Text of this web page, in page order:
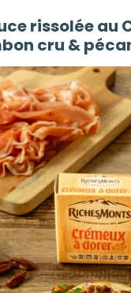
rissolée au
cru &